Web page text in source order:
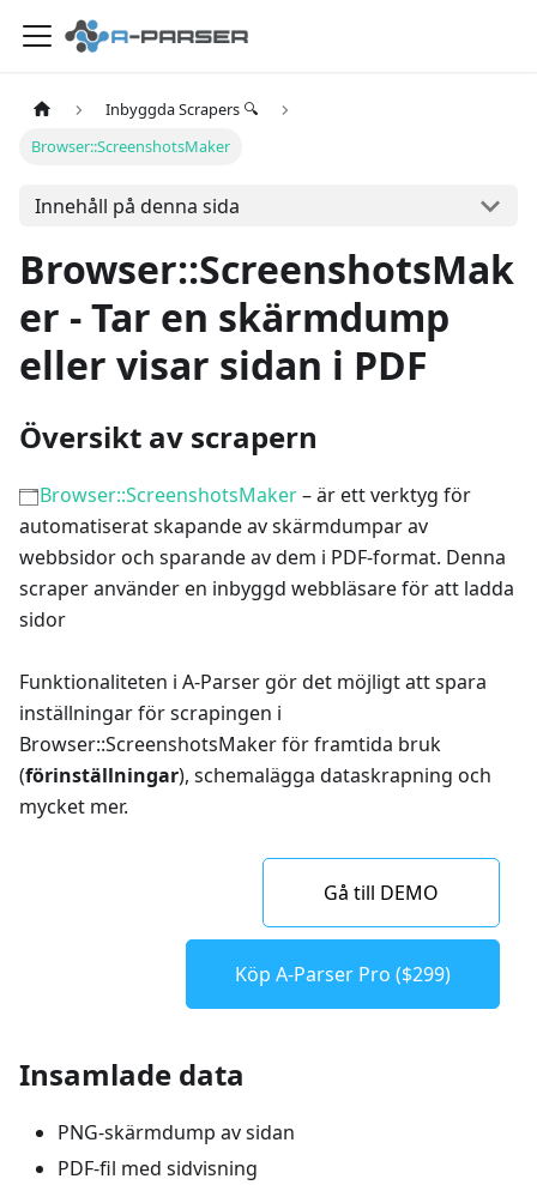
Inbyggda Scrapers 🔍
Browser::ScreenshotsMaker
Innehåll på denna sida
Browser::ScreenshotsMak
er - Tar en skärmdump
eller visar sidan i PDF
Översikt av scrapern
Browser::ScreenshotsMaker– är ett verktyg för
automatiserat skapande av skärmdumpar av
webbsidor och sparande av dem i PDF-format. Denna
scraper använder en inbyggd webbläsare för att ladda
sidor
Funktionaliteten i A-Parser gör det möjligt att spara
inställningar för scrapingen i
Browser::ScreenshotsMaker för framtida bruk
(förinställningar), schemalägga dataskrapning och
mycket mer.
Gå till DEMO
Köp A-Parser Pro ($299)
Insamlade data
PNG-skärmdump av sidan
PDF-fil med sidvisning